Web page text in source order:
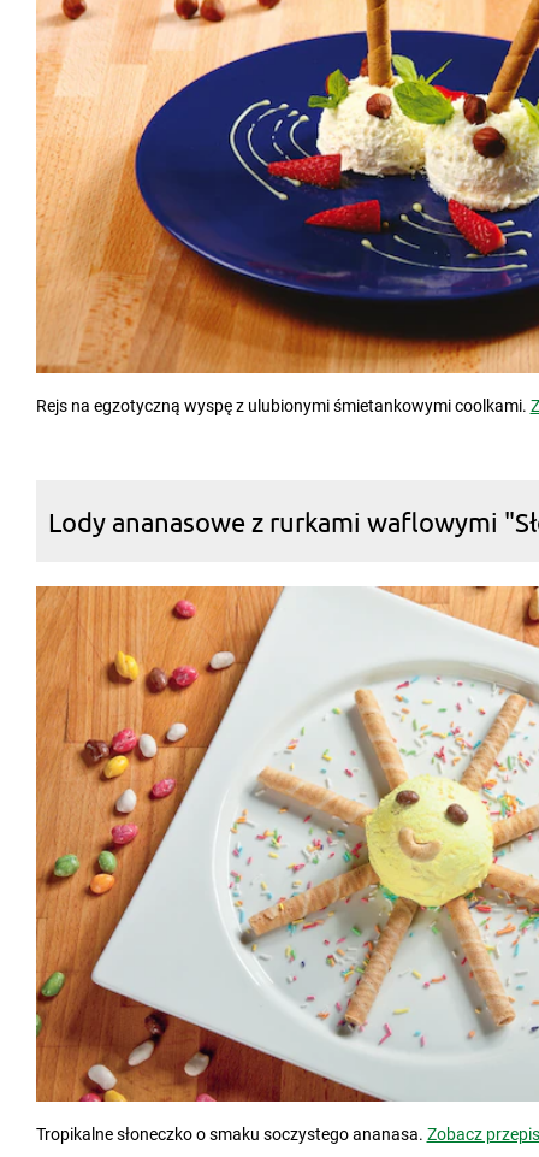
Rejs na egzotyczną wyspę z ulubionymi śmietankowymi coolkami.
Lody ananasowe z rurkami waflowymi
Tropikalne słoneczko o smaku soczystego ananasa. Zobacz przepis